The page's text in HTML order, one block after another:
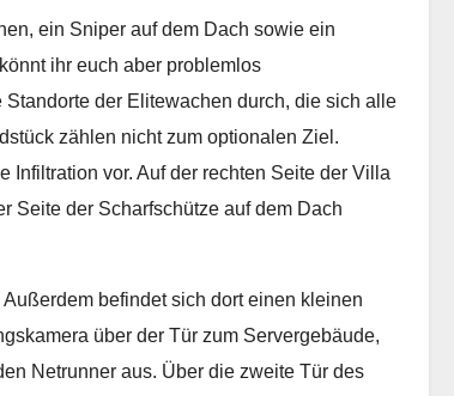
ein Sniper auf dem Dach sowie ein
ihr euch aber problemlos
der Elitewachen durch, die sich alle
zählen nicht zum optionalen Ziel.
Infiltration vor. Auf der rechten Seite der Villa
Seite der Scharfschütze auf dem Dach
befindet sich dort einen kleinen
über der Tür zum Servergebäude,
Netrunner aus. Über die zweite Tür des